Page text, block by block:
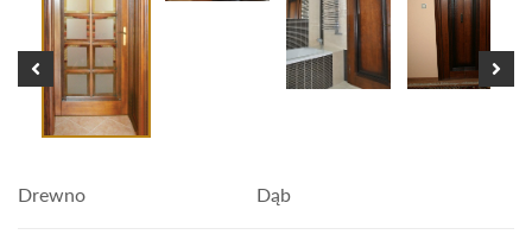
Drewno Dąb